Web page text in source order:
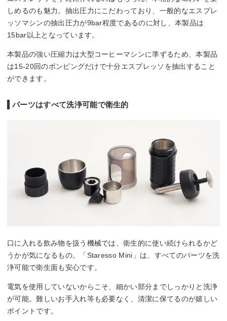
しめるのも魅力。抽出圧力にこだわっており、一般的なエスプレ
ッソマシンの抽出圧力が9bar程度であるのに対し、本製品は
15bar以上となっています。
本製品の強い圧縮力は大型コーヒーマシンに準ずるため、本製品
は15-20回のポンピングだけで十分エスプレッソを抽出すること
ができます。
パーツはすべて洗浄可能で衛生的
口に入れる飲み物を扱う機械では、衛生的に使い続けられるかど
うかが気になるもの。「Staresso Mini」は、すべてのパーツを洗
浄可能で衛生面も安心です。
電気を使用していないからこそ、細かい部分までしっかりと洗浄
が可能。難しいお手入れ等も必要なく、清潔に保てるのが嬉しい
ポイントです。